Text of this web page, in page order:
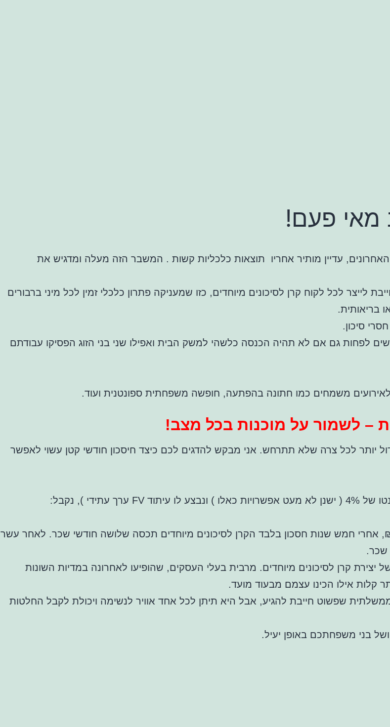
מאי פעם!
עדיין מותיר אחריו תוצאות כלכליות קשות . המשבר הזה מעלה ומדגיש את
לייצר לכל לקוח קרן לסיכונים מיוחדים, כזו שמעניקה פתרון כלכלי זמין לכל מיני ברבורים
בריאותית.
סיכון.
גם אם לא תהיה הכנסה כלשהי למשק הבית ואפילו שני בני הזוג הפסיקו עבודתם
משמחים כמו חתונה בהפתעה, חופשה משפחתית ספונטנית ועוד.
– לשמור על מוכנות בכל מצב!
יותר לכל צרה שלא תתרחש. אני מבקש להדגים לכם כיצד חיסכון חודשי קטן עשוי לאפשר
FV ערך עתידי ), נקבל:
הממוצע לזוג במדינת ישראל ע"פ הלמ"ס עומד על 21,768 ₪, אחרי חמש שנות חסכון בלבד הקרן לסיכונים מיוחדים תכסה שלושה חודשי שכר. לאחר עשר
קרן לסיכונים מיוחדים. מרבית בעלי העסקים, שהופיעו לאחרונה במדיות השונות
קלות אילו הכינו עצמם מבעוד מועד.
שפשוט חייבת להגיע, אבל היא תיתן לכל אחד אוויר לנשימה ויכולת לקבל החלטות
בני משפחתכם באופן יעיל.